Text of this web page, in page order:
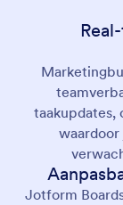
taakupdates,
Jotform